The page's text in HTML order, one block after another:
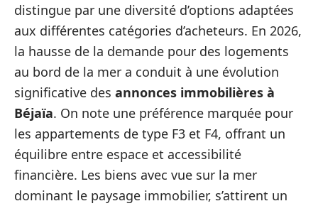
distingue par une diversité d’options adaptées
aux différentes catégories d’acheteurs. En 2026,
la hausse de la demande pour des logements
au bord de la mer a conduit à une évolution
significative des annonces immobilières à
Béjaïa. On note une préférence marquée pour
les appartements de type F3 et F4, offrant un
équilibre entre espace et accessibilité
financière. Les biens avec vue sur la mer
dominant le paysage immobilier, s’attirent un